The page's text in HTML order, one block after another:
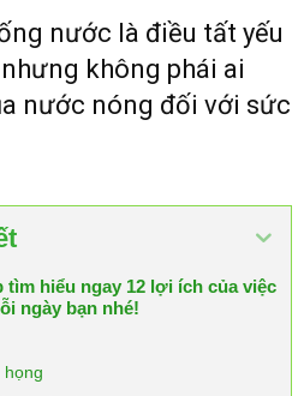
nước là điều tất yếu
không phái ai
nước nóng đối với sức
tìm hiểu ngay 12 lợi ích của việc
ngày bạn nhé!
họng